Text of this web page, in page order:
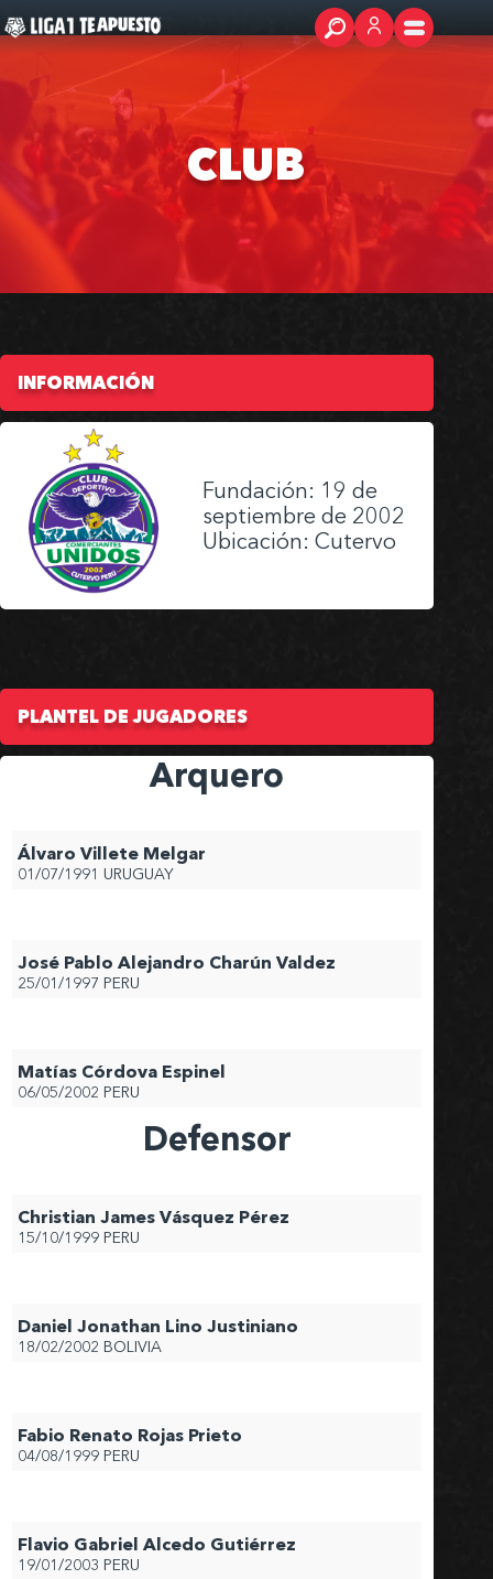
CLUB
INFORMACIÓN
Fundación: 19 de
septiembre de 2002
Ubicación: Cutervo
PLANTEL DE JUGADORES
Arquero
Álvaro Villete Melgar
01/07/1991 URUGUAY
José Pablo Alejandro Charún Valdez
25/01/1997 PERU
Matías Córdova Espinel
06/05/2002 PERU
Defensor
Christian James Vásquez Pérez
15/10/1999 PERU
Daniel Jonathan Lino Justiniano
18/02/2002 BOLIVIA
Fabio Renato Rojas Prieto
04/08/1999 PERU
Flavio Gabriel Alcedo Gutiérrez
19/01/2003 PERU